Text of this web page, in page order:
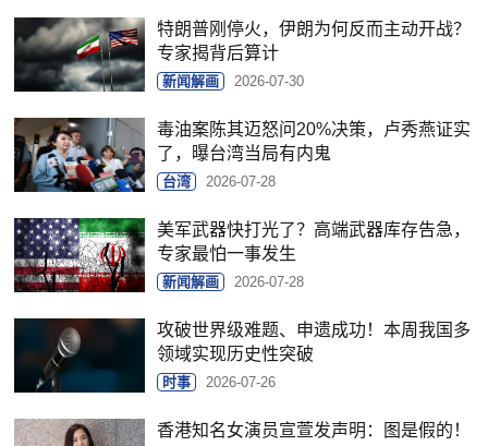
特朗普刚停火，伊朗为何反而主动开战？
专家揭背后算计
新闻解画 2026-07-30
毒油案陈其迈怒问20%决策，卢秀燕证实
了，曝台湾当局有内鬼
台湾 2026-07-28
美军武器快打光了？高端武器库存告急，
专家最怕一事发生
新闻解画 2026-07-28
攻破世界级难题、申遗成功！本周我国多
领域实现历史性突破
时事 2026-07-26
香港知名女演员宣萱发声明：图是假的！